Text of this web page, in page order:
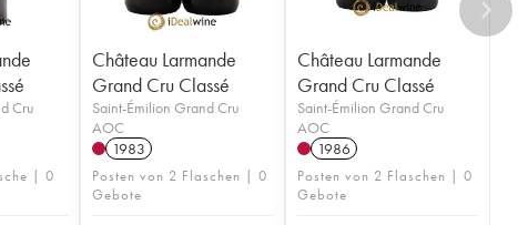
Cru
| 0
Château Larmande
Grand Cru Classé
Saint-Émilion Grand Cru
AOC
1983
Posten von 2 Flaschen | 0
Gebote
Château Larmande
Grand Cru Classé
Saint-Émilion Grand Cru
AOC
1986
Posten von 2 Flaschen | 0
Gebote